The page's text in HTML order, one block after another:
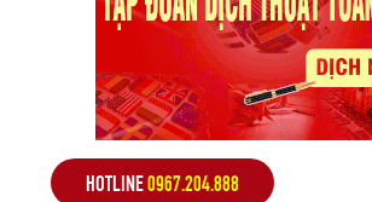
HOTLINE0967.204.888